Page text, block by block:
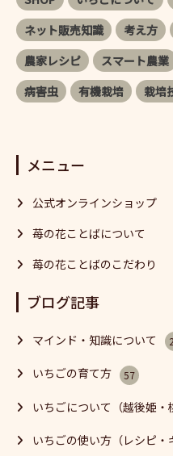
ネット販売知識
考え方
農家レシピ
スマート農業
病害虫
有機栽培 栽培
メニュー
公式オンラインショップ
苺の花ことばについて
苺の花ことばのこだわり
ブログ記事
マインド・知識について
いちごの育て方 57
いちごについて（越後姫・
いちごの使い方（レシピ・